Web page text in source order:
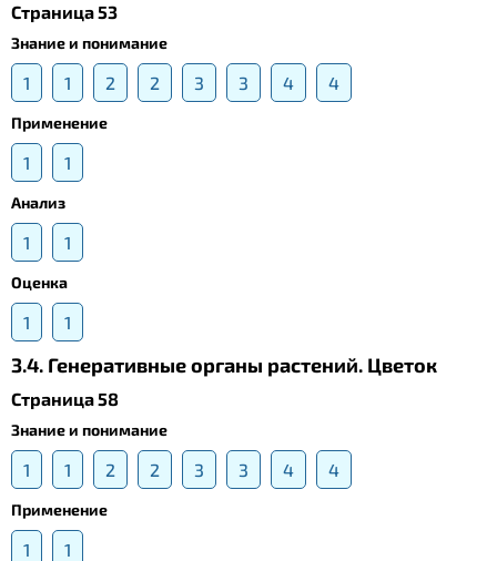
Страница 53
Знание и понимание
1 1 2 2 3 3 4 4
Применение
1 1
Анализ
1 1
Оценка
1 1
3.4. Генеративные органы растений. Цветок
Страница 58
Знание и понимание
1 1 2 2 3 3 4 4
Применение
1 1